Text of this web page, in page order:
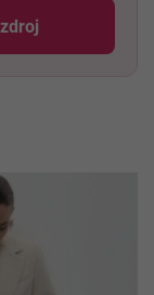
sa otvorí v